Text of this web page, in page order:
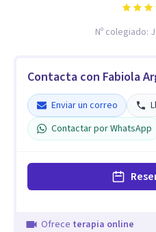
Nº colegiado:
Contacta con Fabiola
Enviar un correo
Contactar por WhatsApp
Ofrece terapia online